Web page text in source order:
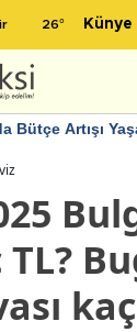
26° Künye
Bütçe Artışı
TL?